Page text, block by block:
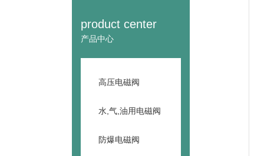
product center
产品中心
高压电磁阀
水,气,油用电磁阀
防爆电磁阀